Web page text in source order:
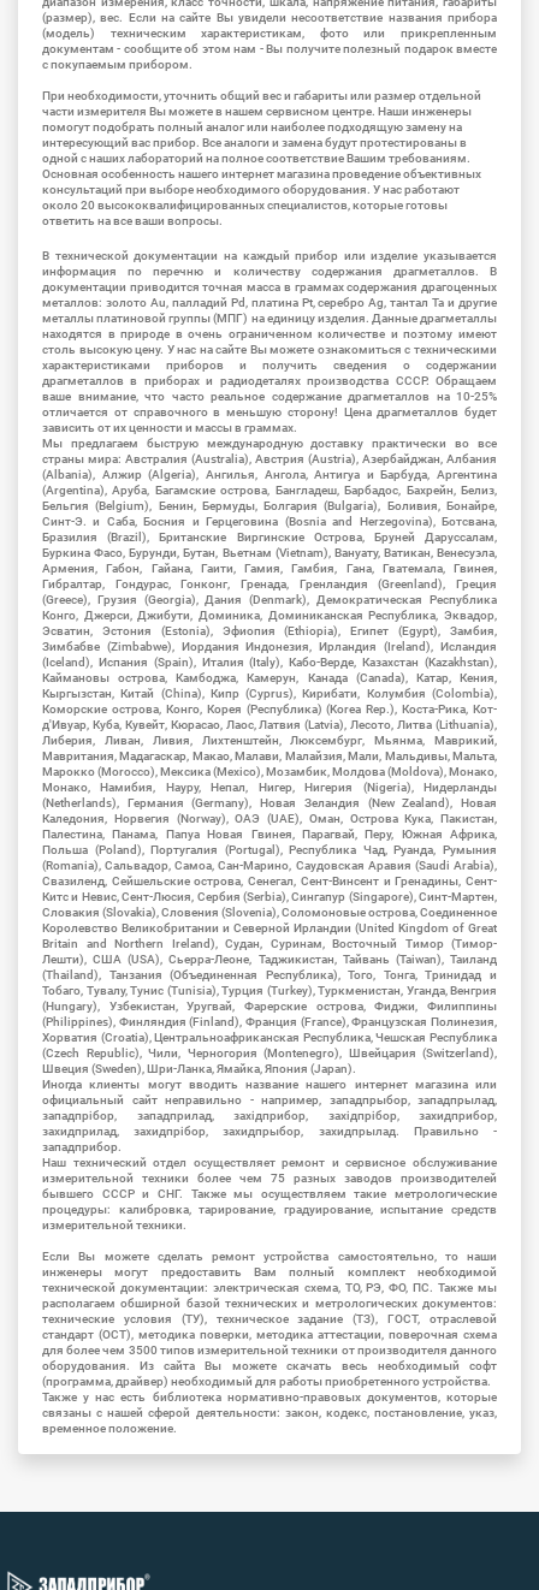
(размер), вес. Если на сайте Вы увидели несоответствие названия прибора
(модель) техническим характеристикам, фото или прикрепленным
документам - сообщите об этом нам - Вы получите полезный подарок вместе
с покупаемым прибором.
При необходимости, уточнить общий вес и габариты или размер отдельной
части измерителя Вы можете в нашем сервисном центре. Наши инженеры
помогут подобрать полный аналог или наиболее подходящую замену на
интересующий вас прибор. Все аналоги и замена будут протестированы в
одной с наших лабораторий на полное соответствие Вашим требованиям.
Основная особенность нашего интернет магазина проведение объективных
консультаций при выборе необходимого оборудования. У нас работают
около 20 высококвалифицированных специалистов, которые готовы
ответить на все ваши вопросы.
В технической документации на каждый прибор или изделие указывается
информация по перечню и количеству содержания драгметаллов. В
документации приводится точная масса в граммах содержания драгоценных
металлов: золото Au, палладий Pd, платина Pt, серебро Ag, тантал Ta и другие
металлы платиновой группы (МПГ) на единицу изделия. Данные драгметаллы
находятся в природе в очень ограниченном количестве и поэтому имеют
столь высокую цену. У нас на сайте Вы можете ознакомиться с техническими
характеристиками приборов и получить сведения о содержании
драгметаллов в приборах и радиодеталях производства СССР. Обращаем
ваше внимание, что часто реальное содержание драгметаллов на 10-25%
отличается от справочного в меньшую сторону! Цена драгметаллов будет
зависить от их ценности и массы в граммах.
Мы предлагаем быструю международную доставку практически во все
страны мира: Австралия (Australia), Австрия (Austria), Азербайджан, Албания
(Albania), Алжир (Algeria), Ангилья, Ангола, Антигуа и Барбуда, Аргентина
(Argentina), Аруба, Багамские острова, Бангладеш, Барбадос, Бахрейн, Белиз,
Бельгия (Belgium), Бенин, Бермуды, Болгария (Bulgaria), Боливия, Бонайре,
Синт-Э. и Саба, Босния и Герцеговина (Bosnia and Herzegovina), Ботсвана,
Бразилия (Brazil), Британские Виргинские Острова, Бруней Даруссалам,
Буркина Фасо, Бурунди, Бутан, Вьетнам (Vietnam), Вануату, Ватикан, Венесуэла,
Армения, Габон, Гайана, Гаити, Гамия, Гамбия, Гана, Гватемала, Гвинея,
Гибралтар, Гондурас, Гонконг, Гренада, Гренландия (Greenland), Греция
(Greece), Грузия (Georgia), Дания (Denmark), Демократическая Республика
Конго, Джерси, Джибути, Доминика, Доминиканская Республика, Эквадор,
Эсватин, Эстония (Estonia), Эфиопия (Ethiopia), Египет (Egypt), Замбия,
Зимбабве (Zimbabwe), Иордания Индонезия, Ирландия (Ireland), Исландия
(Iceland), Испания (Spain), Италия (Italy), Кабо-Верде, Казахстан (Kazakhstan),
Каймановы острова, Камбоджа, Камерун, Канада (Canada), Катар, Кения,
Кыргызстан, Китай (China), Кипр (Cyprus), Кирибати, Колумбия (Colombia),
Коморские острова, Конго, Корея (Республика) (Korea Rep.), Коста-Рика, Кот-
д'Ивуар, Куба, Кувейт, Кюрасао, Лаос, Латвия (Latvia), Лесото, Литва (Lithuania),
Либерия, Ливан, Ливия, Лихтенштейн, Люксембург, Мьянма, Маврикий,
Мавритания, Мадагаскар, Макао, Малави, Малайзия, Мали, Мальдивы, Мальта,
Марокко (Morocco), Мексика (Mexico), Мозамбик, Молдова (Moldova), Монако,
Монако, Намибия, Науру, Непал, Нигер, Нигерия (Nigeria), Нидерланды
(Netherlands), Германия (Germany), Новая Зеландия (New Zealand), Новая
Каледония, Норвегия (Norway), ОАЭ (UAE), Оман, Острова Кука, Пакистан,
Палестина, Панама, Папуа Новая Гвинея, Парагвай, Перу, Южная Африка,
Польша (Poland), Португалия (Portugal), Республика Чад, Руанда, Румыния
(Romania), Сальвадор, Самоа, Сан-Марино, Саудовская Аравия (Saudi Arabia),
Свазиленд, Сейшельские острова, Сенегал, Сент-Винсент и Гренадины, Сент-
Китс и Невис, Сент-Люсия, Сербия (Serbia), Сингапур (Singapore), Синт-Мартен,
Словакия (Slovakia), Словения (Slovenia), Соломоновые острова, Соединенное
Королевство Великобритании и Северной Ирландии (United Kingdom of Great
Britain and Northern Ireland), Судан, Суринам, Восточный Тимор (Тимор-
Лешти), США (USA), Сьерра-Леоне, Таджикистан, Тайвань (Taiwan), Таиланд
(Thailand), Танзания (Объединенная Республика), Того, Тонга, Тринидад и
Тобаго, Тувалу, Тунис (Tunisia), Турция (Turkey), Туркменистан, Уганда, Венгрия
(Hungary), Узбекистан, Уругвай, Фарерские острова, Фиджи, Филиппины
(Philippines), Финляндия (Finland), Франция (France), Французская Полинезия,
Хорватия (Croatia), Центральноафриканская Республика, Чешская Республика
(Czech Republic), Чили, Черногория (Montenegro), Швейцария (Switzerland),
Швеция (Sweden), Шри-Ланка, Ямайка, Япония (Japan).
Иногда клиенты могут вводить название нашего интернет магазина или
официальный сайт неправильно - например, западпрыбор, западпрылад,
западпрібор, западприлад, західприбор, західпрібор, захидприбор,
захидприлад, захидпрібор, захидпрыбор, захидпрылад. Правильно -
западприбор.
Наш технический отдел осуществляет ремонт и сервисное обслуживание
измерительной техники более чем 75 разных заводов производителей
бывшего СССР и СНГ. Также мы осуществляем такие метрологические
процедуры: калибровка, тарирование, градуирование, испытание средств
измерительной техники.
Если Вы можете сделать ремонт устройства самостоятельно, то наши
инженеры могут предоставить Вам полный комплект необходимой
технической документации: электрическая схема, ТО, РЭ, ФО, ПС. Также мы
располагаем обширной базой технических и метрологических документов:
технические условия (ТУ), техническое задание (ТЗ), ГОСТ, отраслевой
стандарт (ОСТ), методика поверки, методика аттестации, поверочная схема
для более чем 3500 типов измерительной техники от производителя данного
оборудования. Из сайта Вы можете скачать весь необходимый софт
(программа, драйвер) необходимый для работы приобретенного устройства.
Также у нас есть библиотека нормативно-правовых документов, которые
связаны с нашей сферой деятельности: закон, кодекс, постановление, указ,
временное положение.